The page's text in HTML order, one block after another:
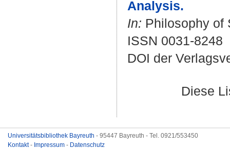
Analysis.
In: Philosophy of
ISSN 0031-8248
DOI der
Diese
Universitätsbibliothek Bayreuth - 95447 Bayreuth - Tel. 0921/553450
Kontakt- Impressum - Datenschutz